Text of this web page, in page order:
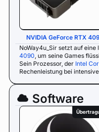
NVIDIA GeForce RTX
NoWay4u_Sir setzt auf eine
4090, um seine Games
Sein Prozessor, der Intel
Rechenleistung bei
Software